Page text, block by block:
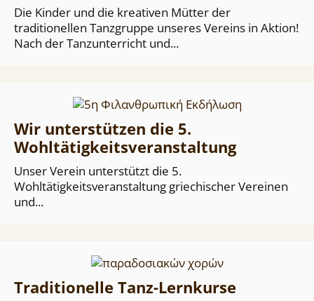
Die Kinder und die kreativen Mütter der
traditionellen Tanzgruppe unseres Vereins in Aktion!
Nach der Tanzunterricht und...
Wir unterstützen die 5.
Wohltätigkeitsveranstaltung
Unser Verein unterstützt die 5.
Wohltätigkeitsveranstaltung griechischer Vereinen
und...
Traditionelle Tanz-Lernkurse